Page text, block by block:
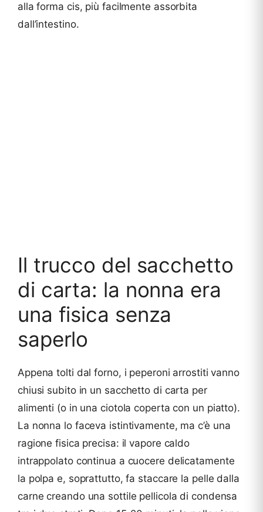
alla forma cis, più facilmente assorbita
dall’intestino.
Il trucco del sacchetto
di carta: la nonna era
una fisica senza
saperlo
Appena tolti dal forno, i peperoni arrostiti vanno
chiusi subito in un sacchetto di carta per
alimenti (o in una ciotola coperta con un piatto).
La nonna lo faceva istintivamente, ma c’è una
ragione fisica precisa: il vapore caldo
intrappolato continua a cuocere delicatamente
la polpa e, soprattutto, fa staccare la pelle dalla
carne creando una sottile pellicola di condensa